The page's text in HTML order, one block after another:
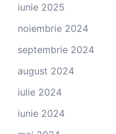
iunie 2025
noiembrie 2024
septembrie 2024
august 2024
iulie 2024
iunie 2024